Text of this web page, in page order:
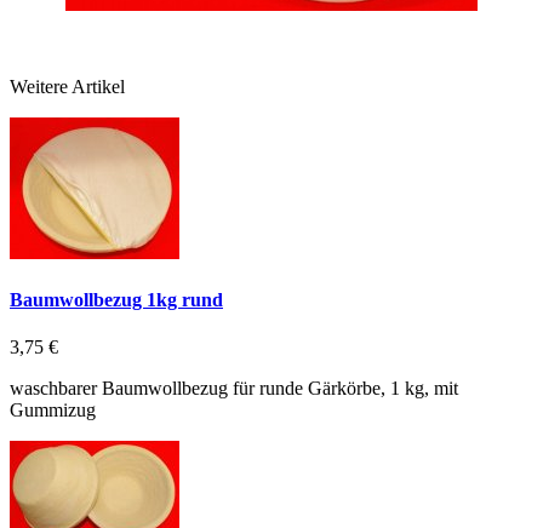
Weitere Artikel
Baumwollbezug 1kg rund
3,75 €
waschbarer Baumwollbezug für runde Gärkörbe, 1 kg, mit
Gummizug